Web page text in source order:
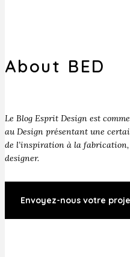
About BED
Le Blog Esprit Design est
au Design présentant une
de l’inspiration à la
designer.
Envoyez-nous votre